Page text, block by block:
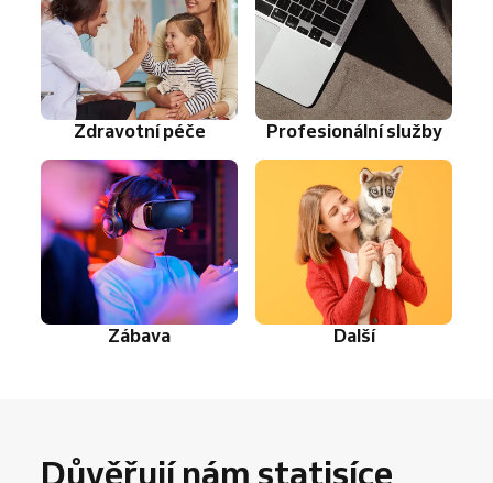
Zdravotní péče Profesionální služby
Zábava Další
Důvěřují nám statisíce